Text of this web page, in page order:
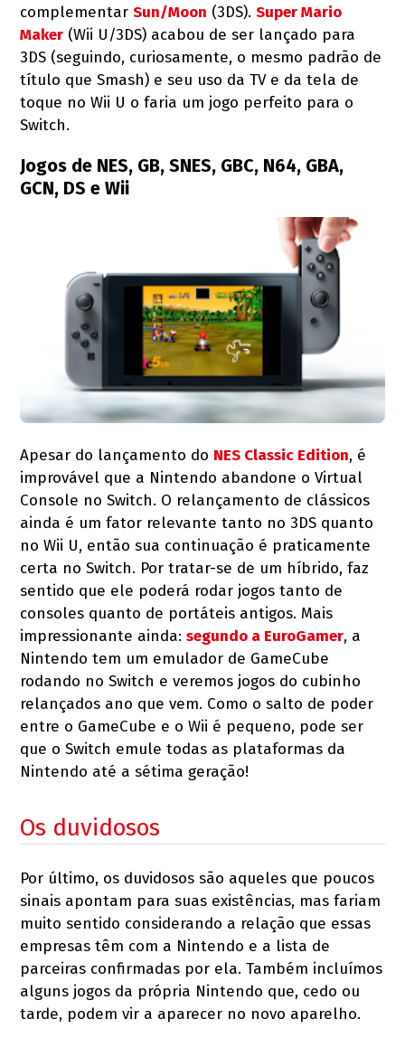
complementarSun/Moon (3DS).Super Mario
Maker (Wii U/3DS) acabou de ser lançado para
3DS (seguindo, curiosamente, o mesmo padrão de
título que Smash) e seu uso da TV e da tela de
toque no Wii U o faria um jogo perfeito para o
Switch.
Jogos de NES, GB, SNES, GBC, N64, GBA,
GCN, DS e Wii
Apesar do lançamento do NES Classic Edition, é
improvável que a Nintendo abandone o Virtual
Console no Switch. O relançamento de clássicos
ainda é um fator relevante tanto no 3DS quanto
no Wii U, então sua continuação é praticamente
certa no Switch. Por tratar-se de um híbrido, faz
sentido que ele poderá rodar jogos tanto de
consoles quanto de portáteis antigos. Mais
impressionante ainda:segundo a EuroGamer, a
Nintendo tem um emulador de GameCube
rodando no Switch e veremos jogos do cubinho
relançados ano que vem. Como o salto de poder
entre o GameCube e o Wii é pequeno, pode ser
que o Switch emule todas as plataformas da
Nintendo até a sétima geração!
Os duvidosos
Por último, os duvidosos são aqueles que poucos
sinais apontam para suas existências, mas fariam
muito sentido considerando a relação que essas
empresas têm com a Nintendo e a lista de
parceiras confirmadas por ela. Também incluímos
alguns jogos da própria Nintendo que, cedo ou
tarde, podem vir a aparecer no novo aparelho.